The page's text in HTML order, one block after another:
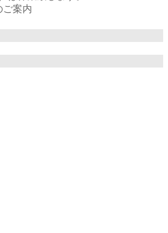
ご案内